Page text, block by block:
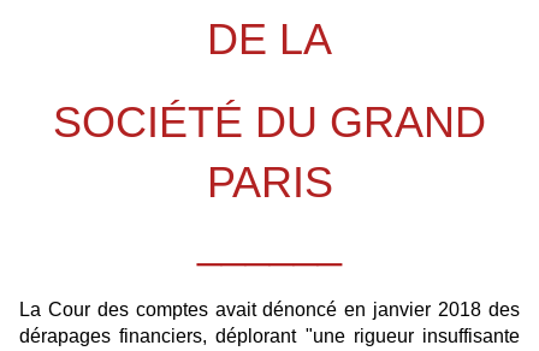
DE LA
SOCIÉTÉ DU GRAND
PARIS
La Cour des comptes avait dénoncé en janvier 2018 des
dérapages financiers, déplorant "une rigueur insuffisante